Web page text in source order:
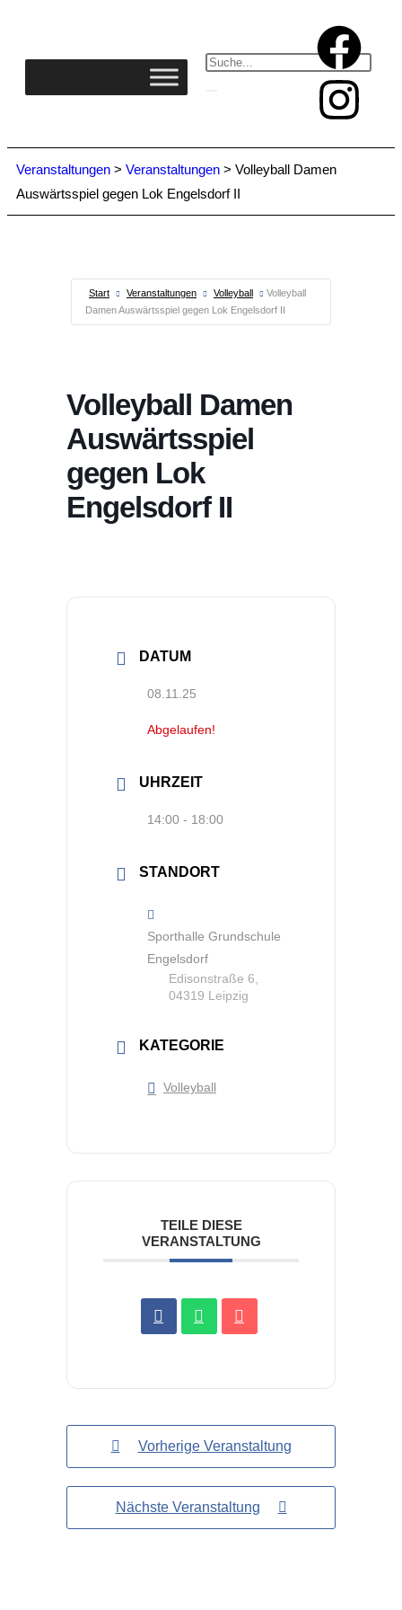
Veranstaltungen > Veranstaltungen > Volleyball Damen
Auswärtsspiel gegen Lok Engelsdorf II
Start Veranstaltungen Volleyball
Volleyball
Damen Auswärtsspiel gegen Lok Engelsdorf II
Volleyball Damen
Auswärtsspiel
gegen Lok
Engelsdorf II
DATUM
08.11.25
Abgelaufen!
UHRZEIT
14:00 - 18:00
STANDORT
Sporthalle Grundschule
Engelsdorf
Edisonstraße 6,
04319 Leipzig
KATEGORIE
Volleyball
TEILE DIESE
VERANSTALTUNG
Vorherige Veranstaltung
Nächste Veranstaltung